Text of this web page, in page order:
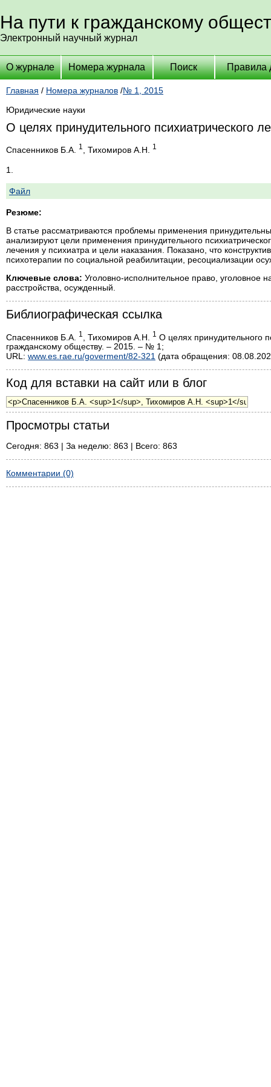
На пути к гражданскому
Электронный научный журнал
О журнале Номера журнала Поиск Правила
Главная / Номера журналов /№ 1, 2015
Юридические науки
О целях принудительного психиатрического
Спасенников Б.А. 1 , Тихомиров А.Н. 1
1.
Файл
Резюме:
В статье рассматриваются проблемы применения
анализируют цели применения принудительного
лечения у психиатра и цели наказания. Показано, что
психотерапии по социальной реабилитации, ресоциализации
Ключевые слова: Уголовно-исполнительное право, уголовное
расстройства, осужденный.
Библиографическая ссылка
Спасенников Б.А. 1 , Тихомиров А.Н. 1 О целях принудительного
гражданскому обществу. – 2015. – № 1;
URL: www.es.rae.ru/goverment/82-321 (дата обращения:
Код для вставки на сайт или в блог
Просмотры статьи
Сегодня: 863 | За неделю: 863 | Всего: 863
Комментарии (0)